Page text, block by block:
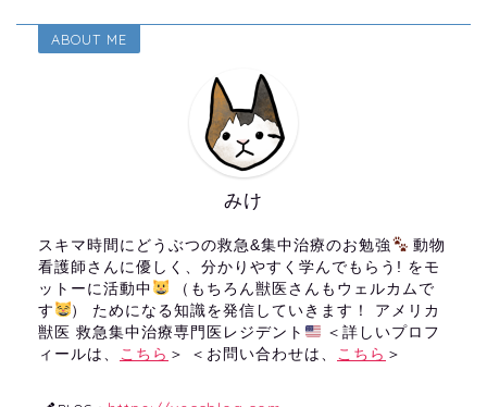
ABOUT ME
みけ
スキマ時間にどうぶつの救急&集中治療のお勉強
動物
看護師さんに優しく、分かりやすく学んでもらう! をモ
ットーに活動中
（もちろん獣医さんもウェルカムで
す
） ためになる知識を発信していきます！ アメリカ
獣医 救急集中治療専門医レジデント
＜詳しいプロフ
ィールは、
こちら ＞ ＜お問い合わせは、 こちら ＞